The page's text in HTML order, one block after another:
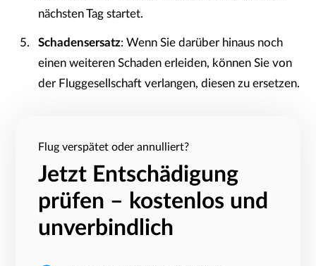
nächsten Tag startet.
Schadensersatz: Wenn Sie darüber hinaus noch
einen weiteren Schaden erleiden, können Sie von
der Fluggesellschaft verlangen, diesen zu ersetzen.
Flug verspätet oder annulliert?
Jetzt Entschädigung
prüfen – kostenlos und
unverbindlich